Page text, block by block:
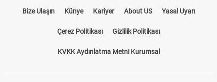
Bize Ulaşın Künye Kariyer About US Yasal Uyarı
Çerez Politikası Gizlilik Politikası
KVKK Aydınlatma Metni Kurumsal